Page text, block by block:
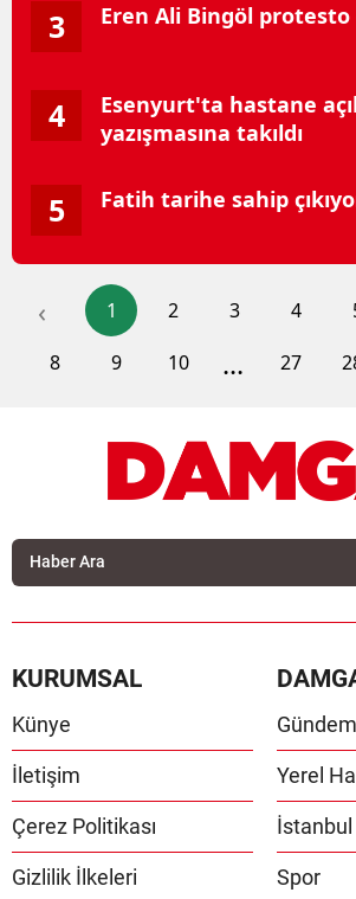
3 Eren Ali Bingöl
4
Esenyurt'ta hastane
yazışmasına takıldı
5 Fatih tarihe sahip
‹ 1 2 3 4
8
9 10 ... 27
KURUMSAL
Künye
İletişim
Çerez Politikası
Gizlilik İlkeleri
Gündem
Yerel
Spor